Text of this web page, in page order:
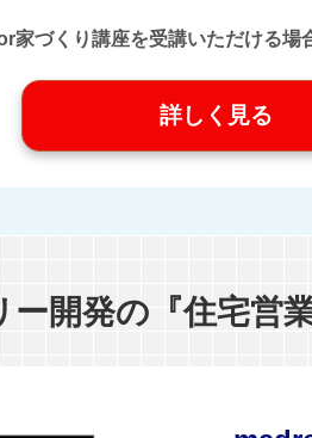
家づくり講座を受講いただける
詳しく見る
ー開発の『住宅営